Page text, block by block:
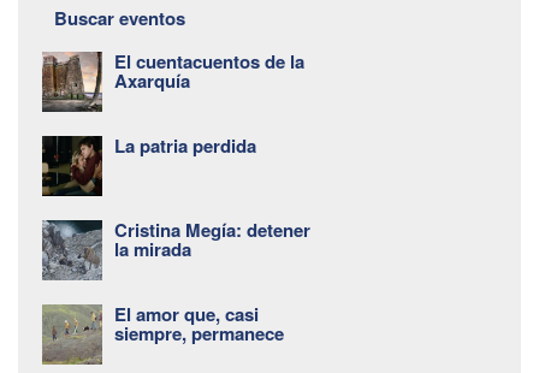
Buscar eventos
El cuentacuentos de la
Axarquía
La patria perdida
Cristina Megía: detener
la mirada
El amor que, casi
siempre, permanece